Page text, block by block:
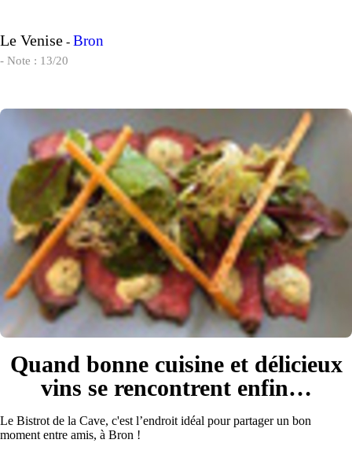
Le Venise - Bron
- Note : 13/20
Quand bonne cuisine et délicieux
vins se rencontrent enfin…
Le Bistrot de la Cave, c'est l’endroit idéal pour partager un bon
moment entre amis, à Bron !